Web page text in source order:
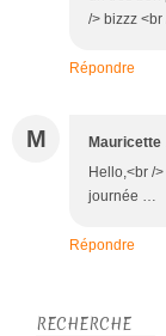
/> bizzz
Répondre
M Mauricette
Hello,<br /
journée …
Répondre
RECHERCHE